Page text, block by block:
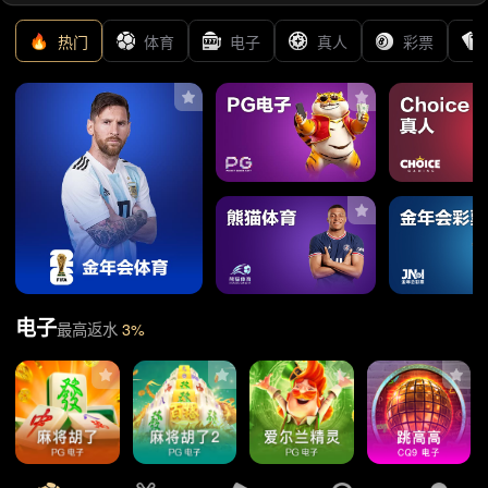
关于我们|联系我们 |版权隐私|网站建设